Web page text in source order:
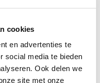
cookies
en advertenties te
social media te bieden
Ook delen we
site met onze